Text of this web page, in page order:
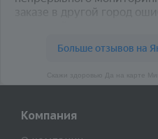
Компания